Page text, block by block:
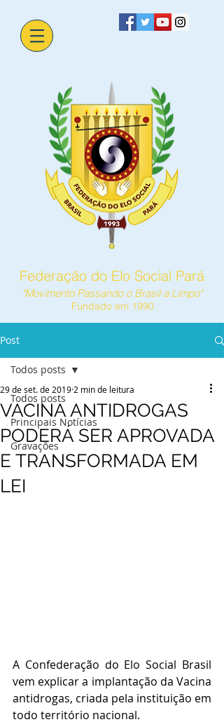
Federação do Elo Social Pará
"Movimento Passando o Brasil a Limpo"
Fundado em 1990
Post
Todos posts
Principais Notícias
Gravações
Todos posts
VACINA ANTIDROGAS
PODERÁ SER APROVADA
E TRANSFORMADA EM
LEI
29 de set. de 2019 2 min de leitura
A Confederação do Elo Social Brasil
vem explicar a implantação da Vacina
antidrogas, criada pela instituição em
todo território nacional.